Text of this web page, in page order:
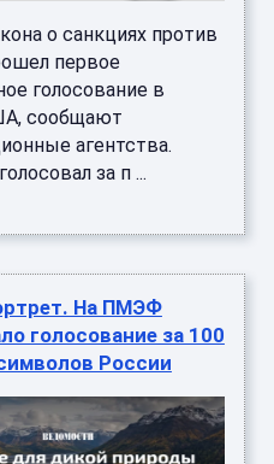
о санкциях против
первое
голосование в
сообщают
агентства.
за п ...
На ПМЭФ
голосование за 100
России